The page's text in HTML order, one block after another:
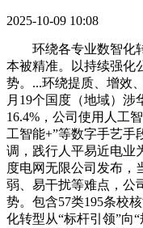
2025-10-09 10:08
环绕各专业数智化转
本被精准。以持续强化
势。...环绕提质、增效
月19个国度（地域）涉
16.4%，公司使用人工
工智能+”等数字手艺手
调，践行人平易近电业
度电网无限公司发布，
弱、易干扰等难点，公
势。包含57类195条校
化转型从“标杆引领”向